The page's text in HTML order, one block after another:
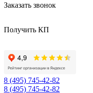
Заказать звонок
Получить КП
8 (495) 745-42-82
8 (495) 745-42-82